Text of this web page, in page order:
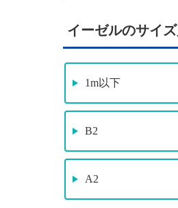
イーゼルのサイ
1m以下
B2
A2